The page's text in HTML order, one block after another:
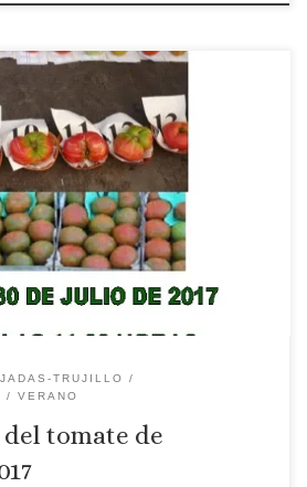
TRUJILLO
VERANO
tomate de